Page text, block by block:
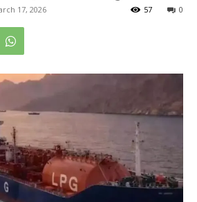
17, 2026 0
57